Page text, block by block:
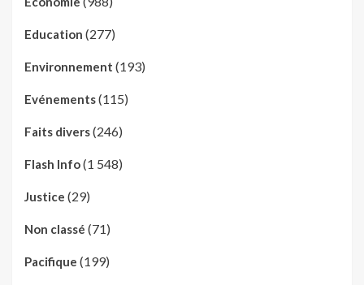
Education (277)
Environnement (193)
Evénements(115)
Faits divers(246)
Flash Info(1 548)
Justice (29)
Non classé (71)
Pacifique (199)